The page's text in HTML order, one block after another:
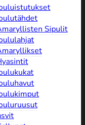
Sipulit